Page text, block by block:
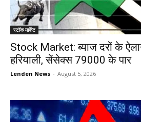
स्टॉक मार्केट
Stock Market: ब्याज दरों के
हरियाली, सेंसेक्स 79000 के पार
Lenden News - August 5, 2026